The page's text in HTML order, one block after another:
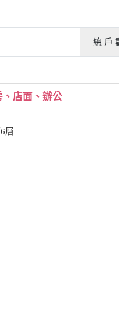
總 戶 數
、店面、辦公
層